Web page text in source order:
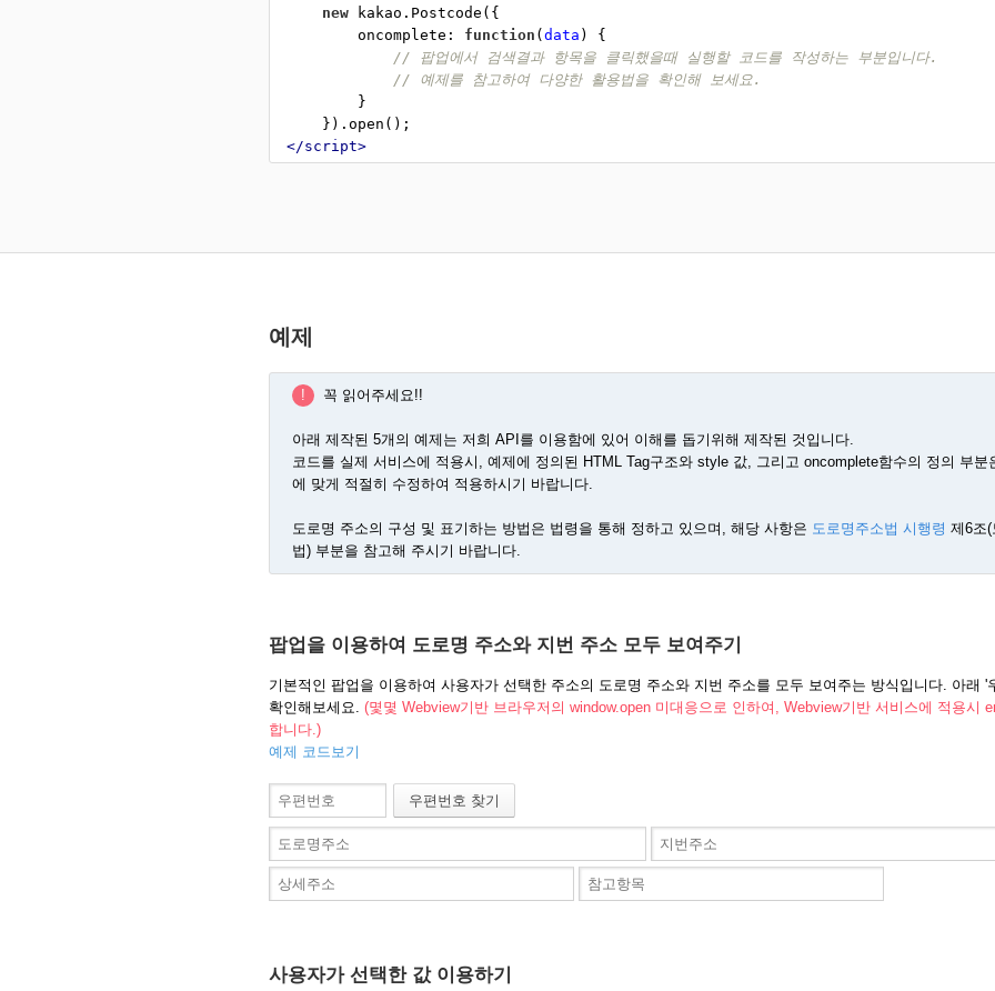
new
kakao . Postcode ({
oncomplete : function ( data ) {
// 팝업에서 검색결과 항목을 클릭했을때 실행할 코드를 작성하는 부분입니다.
// 예제를 참고하여 다양한 활용법을 확인해 보세요.
}
}). open ();
</script>
예제
! 꼭 읽어주세요!!
아래 제작된 5개의 예제는 저희 API를 이용함에 있어 이해를 돕기위해 제작된 것입니다.
코드를 실제 서비스에 적용시, 예제에 정의된 HTML Tag구조와 style 값, 그리고 oncomplete함수의 정의 부
에 맞게 적절히 수정하여 적용하시기 바랍니다.
도로명 주소의 구성 및 표기하는 방법은 법령을 통해 정하고 있으며, 해당 사항은 도로명주소법 시행령 제6조
법) 부분을 참고해 주시기 바랍니다.
팝업을 이용하여 도로명 주소와 지번 주소 모두 보여주기
기본적인 팝업을 이용하여 사용자가 선택한 주소의 도로명 주소와 지번 주소를 모두 보여주는 방식입니다. 아래 '
확인해보세요. (몇몇 Webview기반 브라우저의 window.open 미대응으로 인하여, Webview기반 서비스에 적용시
합니다.)
예제 코드보기
사용자가 선택한 값 이용하기